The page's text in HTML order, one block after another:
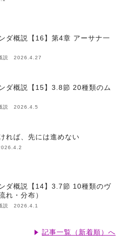
ダ概説【16】第4章 アーサナ一
説 2026.4.27
ダ概説【15】3.8節 20種類のム
説 2026.4.5
れば、先には進めない
ダ概説【14】3.7節 10種類のヴ
れ・分布）
説 2026.4.1
記事一覧（新着順）へ